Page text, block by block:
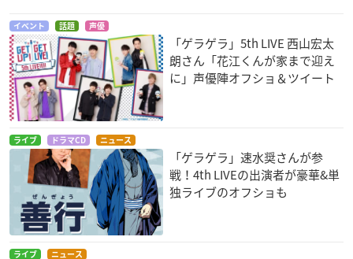
イベント 話題 声優
「ゲラゲラ」5th LIVE 西山宏太
朗さん「花江くんが家まで迎え
に」声優陣オフショ＆ツイート
ライブ ドラマCD ニュース
「ゲラゲラ」速水奨さんが参
戦！4th LIVEの出演者が豪華&単
独ライブのオフショも
ライブ ニュース